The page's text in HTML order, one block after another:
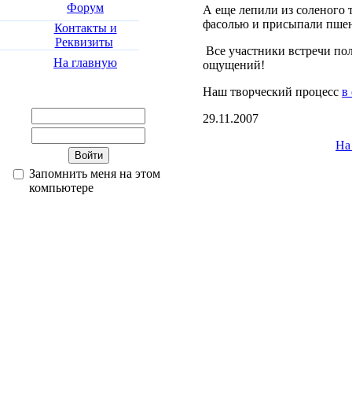
Форум
Контакты и
Реквизиты
На главную
Запомнить меня на этом
компьютере
А еще лепили из соленого
фасолью и присыпали
Все участники встречи
ощущений!
Наш творческий процесс в
29.11.2007
На